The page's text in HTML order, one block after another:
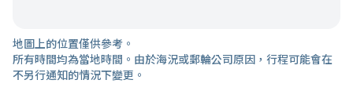
地圖上的位置僅供參考。
所有時間均為當地時間。由於海況或郵輪公司原因，行程可能會在
不另行通知的情況下變更。